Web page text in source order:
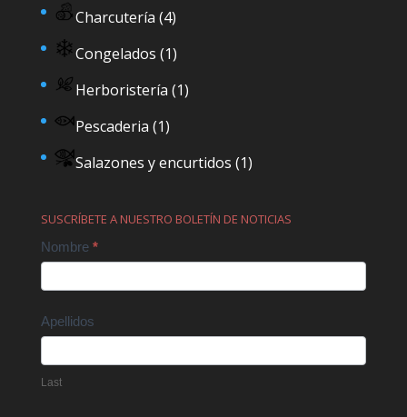
Charcutería (4)
Congelados (1)
Herboristería (1)
Pescaderia (1)
Salazones y encurtidos (1)
SUSCRÍBETE A NUESTRO BOLETÍN DE NOTICIAS
Contact
Nombre *
Apellidos
Last